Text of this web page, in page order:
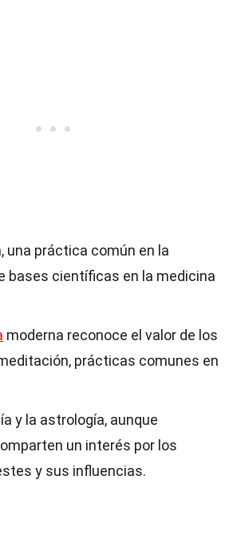
una práctica común en la
bases científicas en la medicina
moderna reconoce el valor de los
prácticas comunes en
y la astrología, aunque
un interés por los
y sus influencias.